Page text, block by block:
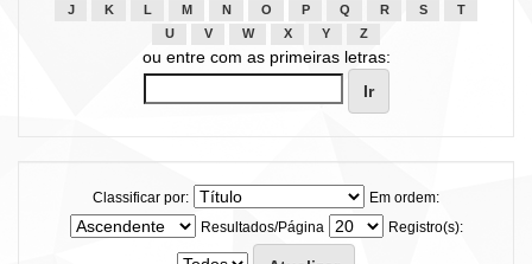
J
K L M N O P Q R S
T
U
V W X Y Z
ou entre com as primeiras letras:
Classificar por:
Em ordem:
Resultados/Página
Registro(s):